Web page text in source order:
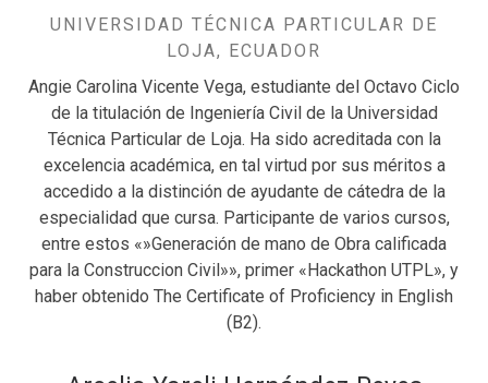
UNIVERSIDAD TÉCNICA PARTICULAR DE
LOJA, ECUADOR
Angie Carolina Vicente Vega, estudiante del Octavo Ciclo
de la titulación de Ingeniería Civil de la Universidad
Técnica Particular de Loja. Ha sido acreditada con la
excelencia académica, en tal virtud por sus méritos a
accedido a la distinción de ayudante de cátedra de la
especialidad que cursa. Participante de varios cursos,
entre estos «»Generación de mano de Obra calificada
para la Construccion Civil»», primer «Hackathon UTPL», y
haber obtenido The Certificate of Proficiency in English
(B2).